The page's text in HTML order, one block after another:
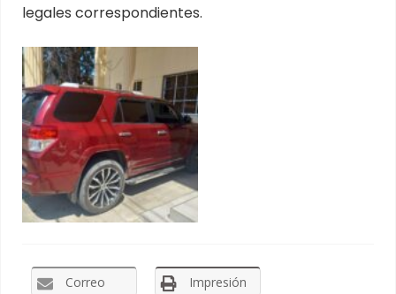
legales correspondientes.
Correo Impresión